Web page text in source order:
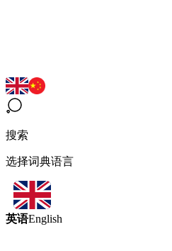
搜索
选择词典语言
英语English